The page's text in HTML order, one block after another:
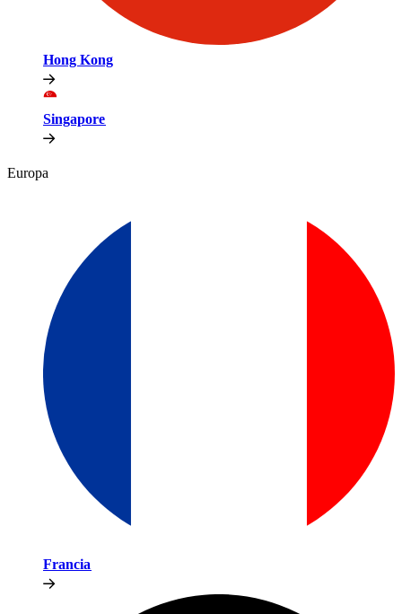
Hong Kong​​
Singapore​​
Europa​​
Francia​​